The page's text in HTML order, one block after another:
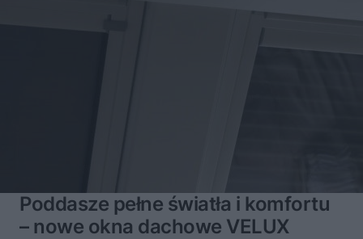
Poddasze pełne światła i komfortu
– nowe okna dachowe VELUX